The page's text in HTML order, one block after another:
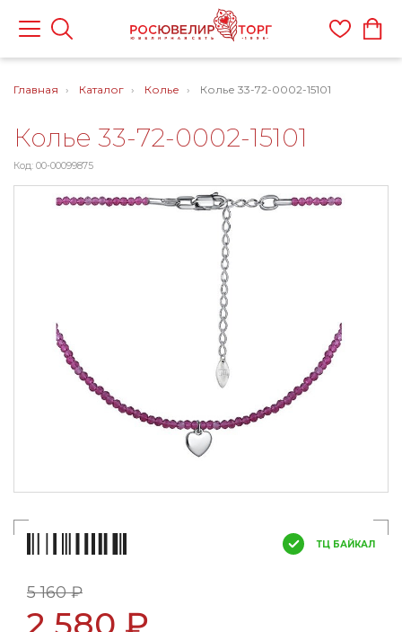
Главная Каталог Колье Колье 33-72-0002-15101
Колье 33-72-0002-15101
Код: 00-00099875
ТЦ БАЙКАЛ
5 160 ₽
2 580 ₽